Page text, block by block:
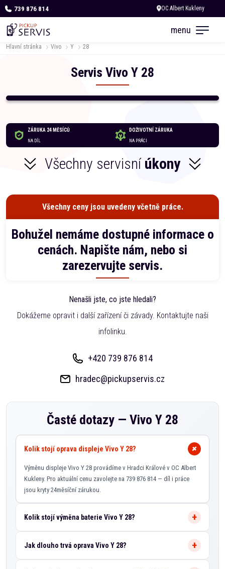
739 876 814
Dnes otevřeno do 18:00
menu
Hlavní stránka Vivo Y 28
Servis Vivo Y 28
ZÁRUKA 24 MĚSÍCŮ
NA DÍL
DOŽIVOTNÍ ZÁRUKA
NA PRÁCI
Všechny servisní úkony
Všechny ceny jsou uvedeny včetně práce.
Bohužel nemáme dostupné informace o
cenách. Napište nám, nebo si
zarezervujte servis.
Nenašli jste, co jste hledali?
Dokážeme opravit i další zařízení či závady. Kontaktujte naši
infolinku.
+420 739 876 814
hradec@pickupservis.cz
Časté dotazy — Vivo Y 28
Kolik stojí oprava displeje Vivo Y 28?
Výměnu displeje Vivo Y 28 provádíme v Hradci Králové v OC Albert
Kukleny. Pro aktuální cenu zavolejte na 739 876 814 — díl i práce
jsou kryty 24měsíční zárukou.
Kolik stojí výměna baterie Vivo Y 28?
Jak dlouho trvá oprava Vivo Y 28?